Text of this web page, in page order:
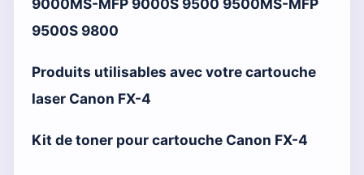
9000MS-MFP 9000S 9500 9500MS-MFP
9500S 9800
Produits utilisables avec votre cartouche
laser Canon FX-4
Kit de toner pour cartouche Canon FX-4